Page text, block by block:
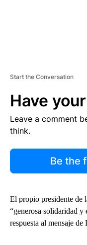
Start the Conversation
Have
Leave a comment
think.
Be the
El propio presidente de
“generosa solidaridad y
respuesta al mensaje